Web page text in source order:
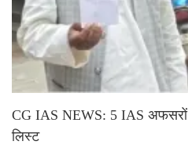
CG IAS NEWS: 5 IAS अफसरों
लिस्ट